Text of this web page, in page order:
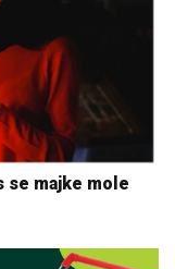
se majke mole